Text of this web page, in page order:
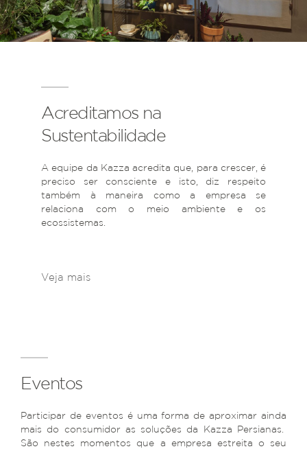
Acreditamos na
Sustentabilidade
A equipe da Kazza acredita que, para crescer, é
preciso ser consciente e isto, diz respeito
também à maneira como a empresa se
relaciona com o meio ambiente e os
ecossistemas.
Veja mais
Eventos
Participar de eventos é uma forma de aproximar ainda
mais do consumidor as soluções da Kazza Persianas.
São nestes momentos que a empresa estreita o seu